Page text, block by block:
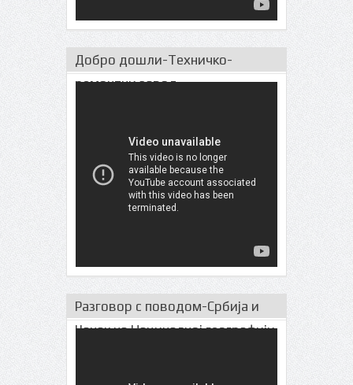
Добро дошли-Техничко-
ремонтни завод
Разговор с поводом-Србија и
Чачак на Нациналној географији